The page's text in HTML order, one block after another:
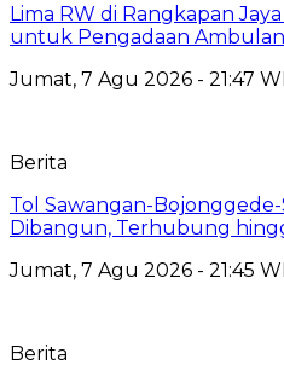
Lima RW di Rangkapan
untuk Pengadaan
Jumat, 7 Agu 2026 - 21:47
Berita
Tol Sawangan-Bojonggede-
Dibangun, Terhubung
Jumat, 7 Agu 2026 - 21:45
Berita